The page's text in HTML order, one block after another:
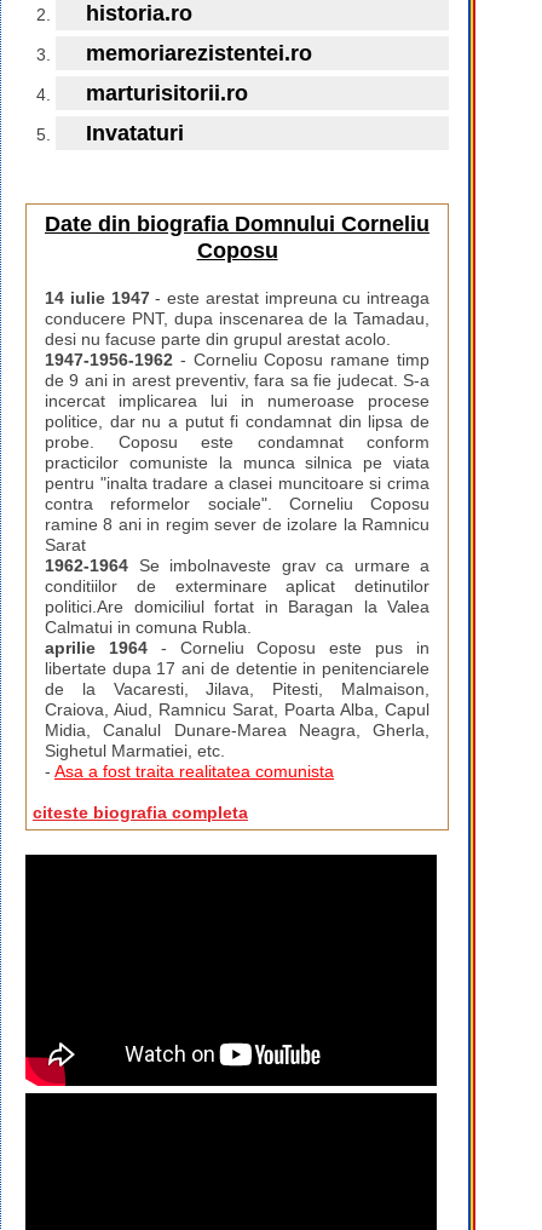
historia.ro
memoriarezistentei.ro
marturisitorii.ro
Invataturi
Date din biografia Domnului Corneliu
Coposu
14 iulie 1947- este arestat impreuna cu intreaga
conducere PNT, dupa inscenarea de la Tamadau,
desi nu facuse parte din grupul arestat acolo.
1947-1956-1962 - Corneliu Coposu ramane timp
de 9 ani in arest preventiv, fara sa fie judecat. S-a
incercat implicarea lui in numeroase procese
politice, dar nu a putut fi condamnat din lipsa de
probe. Coposu este condamnat conform
practicilor comuniste la munca silnica pe viata
pentru "inalta tradare a clasei muncitoare si crima
contra reformelor sociale". Corneliu Coposu
ramine 8 ani in regim sever de izolare la Ramnicu
Sarat
1962-1964 Se imbolnaveste grav ca urmare a
conditiilor de exterminare aplicat detinutilor
politici.Are domiciliul fortat in Baragan la Valea
Calmatui in comuna Rubla.
aprilie 1964- Corneliu Coposu este pus in
libertate dupa 17 ani de detentie in penitenciarele
de la Vacaresti, Jilava, Pitesti, Malmaison,
Craiova, Aiud, Ramnicu Sarat, Poarta Alba, Capul
Midia, Canalul Dunare-Marea Neagra, Gherla,
Sighetul Marmatiei, etc.
- Asa a fost traita realitatea comunista
citeste biografia completa